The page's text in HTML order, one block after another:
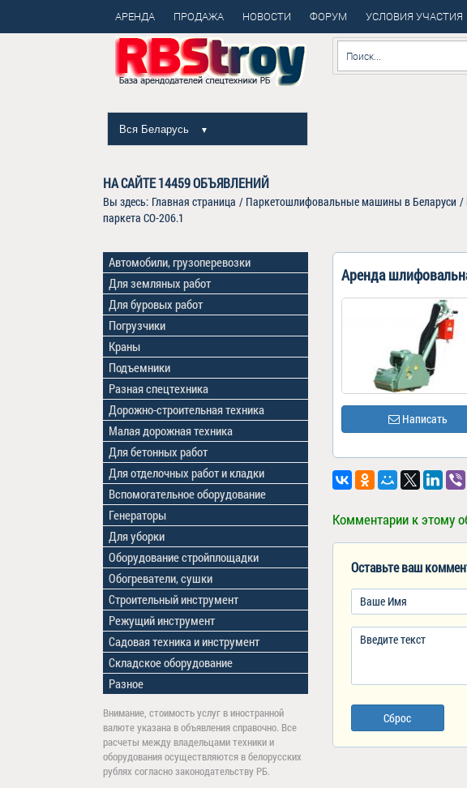
АРЕНДА ПРОДАЖА НОВОСТИ ФОРУМ УСЛОВИЯ УЧАСТИЯ
Вся Беларусь ▼
НА САЙТЕ14459ОБЪЯВЛЕНИЙ
Вы здесь: Главная страница / Паркетошлифовальные машины в Беларуси /
паркета СО-206.1
Аренда
Написать
Комментарии к этому
Оставьте ваш
Сброс
Автомобили, грузоперевозки
Для земляных работ
Для буровых работ
Погрузчики
Краны
Подъемники
Разная спецтехника
Дорожно-строительная техника
Малая дорожная техника
Для бетонных работ
Для отделочных работ и кладки
Вспомогательное оборудование
Генераторы
Для уборки
Оборудование стройплощадки
Обогреватели, сушки
Строительный инструмент
Режущий инструмент
Садовая техника и инструмент
Складское оборудование
Разное
Внимание, стоимость услуг в иностранной
валюте указана в объявления справочно. Все
расчеты между владельцами техники и
оборудования осуществляются в белорусских
рублях согласно законодательству РБ.